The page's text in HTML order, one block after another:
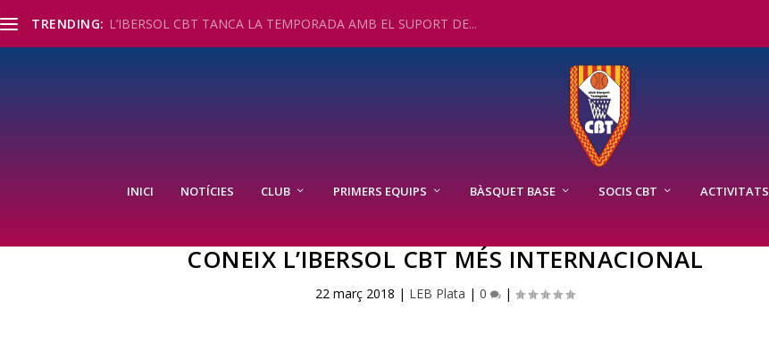
TRENDING: L’IBERSOL CBT TANCA LA TEMPORADA AMB EL SUPORT DE...
INICI NOTÍCIES CLUB PRIMERS EQUIPS BÀSQUET BASE SOCIS CBT ACTIVITATS
CONEIX L’IBERSOL CBT MÉS INTERNACIONAL
22 març 2018 | LEB Plata | 0 |